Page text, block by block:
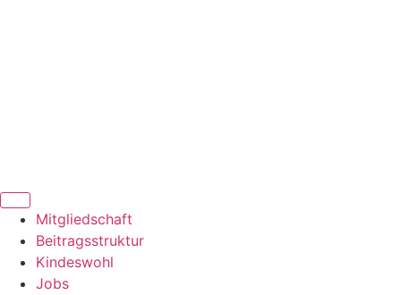
Mitgliedschaft
Beitragsstruktur
Kindeswohl
Jobs